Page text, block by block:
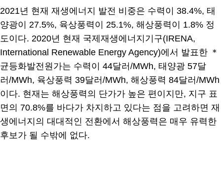
2021년 현재 재생에너지 발전 비중은 수력이 38.4%, 태
양광이 27.5%, 육상풍력이 25.1%, 해상풍력이 1.8% 정
도이다. 2020년 현재 국제재생에너지기구(IRENA,
International Renewable Energy Agency)에서 발표한 ＊
균등화발전원가는 수력이 44달러/MWh, 태양광 57달
러/MWh, 육상풍력 39달러/MWh, 해상풍력 84달러/MWh
이다. 현재는 해상풍력의 단가가 높은 편이지만, 지구 표
면의 70.8%를 바다가 차지하고 있다는 점을 고려하면 재
생에너지의 대대적인 전환에서 해상풍력은 매우 유력한
후보가 될 수밖에 없다.